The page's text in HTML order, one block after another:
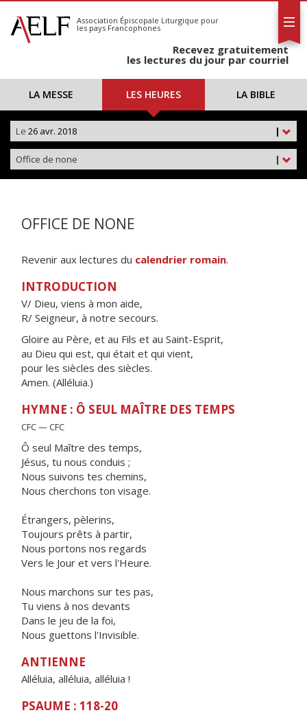
S'abonner
Calendrier
Association Épiscopale Liturgique pour
les pays Francophones
Recevez gratuitement
les lectures du jour par courriel
LA MESSE LES HEURES LA BIBLE
|
Le 26 avr. 2018
|
Office de none
OFFICE DE NONE
Revenir aux lectures du calendrier romain.
INTRODUCTION
V/ Dieu, viens à mon aide,
R/ Seigneur, à notre secours.
Gloire au Père, et au Fils et au Saint-Esprit,
au Dieu qui est, qui était et qui vient,
pour les siècles des siècles.
Amen. (Alléluia.)
HYMNE : Ô SEUL MAÎTRE DES TEMPS
CFC — CFC
Ô seul Maître des temps,
Jésus, tu nous conduis ;
Nous suivons tes chemins,
Nous cherchons ton visage.
Étrangers, pèlerins,
Toujours prêts à partir,
Nous portons nos regards
Vers le Jour et vers l'Heure.
Nous marchons sur tes pas,
Tu viens à nos devants
Dans le jeu de la foi,
Nous guettons l'Invisible.
ANTIENNE
Alléluia, alléluia, alléluia !
PSAUME : 118-20